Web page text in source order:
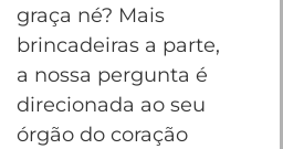
graça né? Mais
brincadeiras a parte,
a nossa pergunta é
direcionada ao seu
órgão do coração